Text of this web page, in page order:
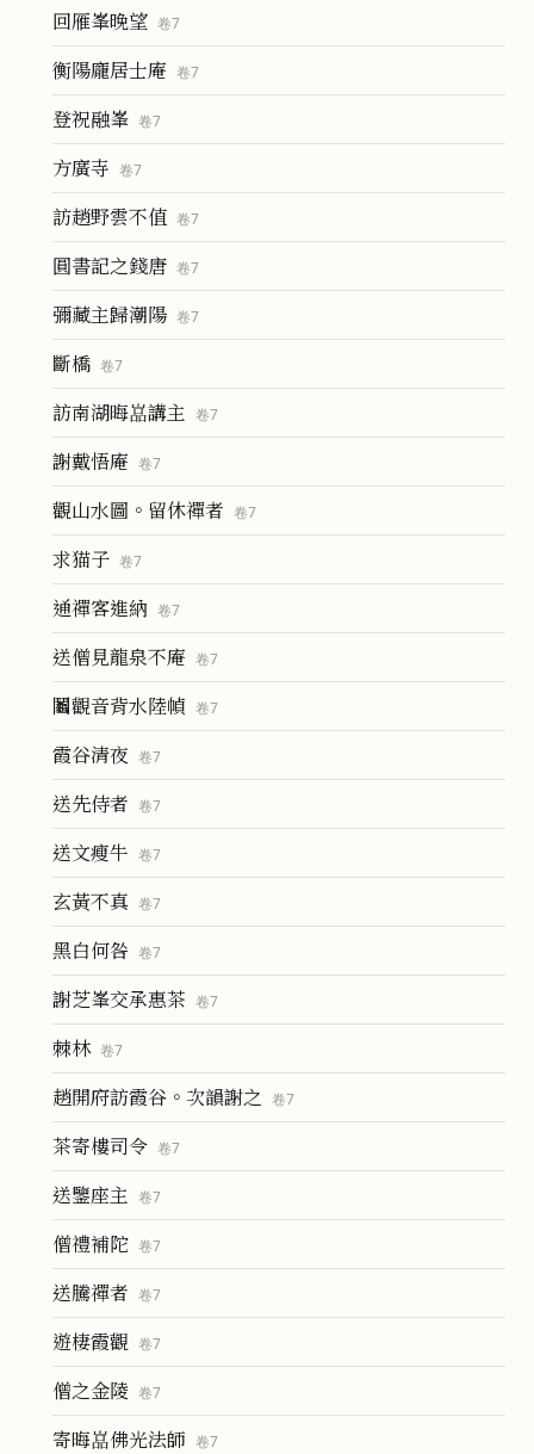
回雁峯晚望 卷7
衡陽龐居士庵 卷7
登祝融峯 卷7
方廣寺 卷7
訪趙野雲不值 卷7
圓書記之錢唐 卷7
彌藏主歸潮陽 卷7
斷橋 卷7
訪南湖晦嵓講主 卷7
謝戴悟庵 卷7
觀山水圖。留休禪者 卷7
求猫子 卷7
通禪客進納 卷7
送僧見龍泉不庵 卷7
鬮觀音背水陸幀 卷7
霞谷清夜 卷7
送先侍者 卷7
送文瘦牛 卷7
玄黃不真 卷7
黑白何咎 卷7
謝芝峯交承惠茶 卷7
棘林 卷7
趙開府訪霞谷。次韻謝之 卷7
茶寄樓司令 卷7
送鑒座主 卷7
僧禮補陀 卷7
送騰禪者 卷7
遊棲霞觀 卷7
僧之金陵 卷7
寄晦嵓佛光法師 卷7